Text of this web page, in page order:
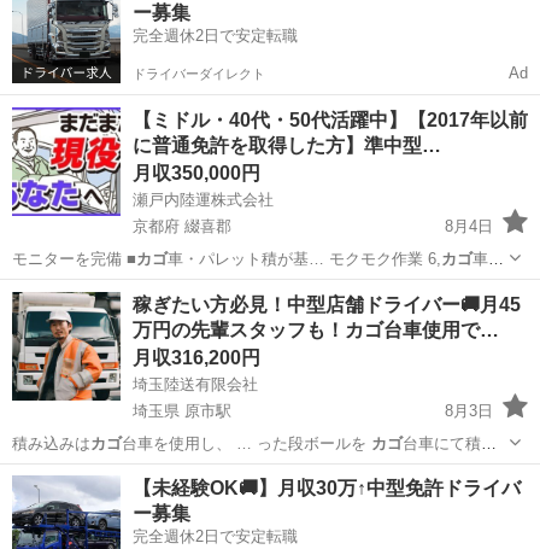
ー募集
完全週休2日で安定転職
ドライバーダイレクト Ad
【ミドル・40代・50代活躍中】【2017年以前
に普通免許を取得した方】準中型…
月収350,000円
瀬戸内陸運株式会社
京都府 綴喜郡
8月4日
モニターを完備 ■カゴ車・パレット積が基… モクモク作業 6,カゴ車・
パレット積みメ…
京都 綴喜郡 ドライバー 50代
稼ぎたい方必見！中型店舗ドライバー🚚月45
万円の先輩スタッフも！カゴ台車使用で…
月収316,200円
埼玉陸送有限会社
埼玉県 原市駅
8月3日
積み込みはカゴ台車を使用し、 … った段ボールを カゴ台車にて積み
込み …
埼玉 さいたま市 原市駅 ドライバー カゴ
【未経験OK🚚】月収30万↑中型免許ドライバ
ー募集
完全週休2日で安定転職